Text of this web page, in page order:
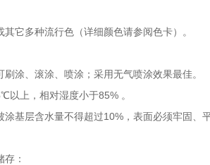
其它多种流行色（详细颜色请参阅色卡）。
刷涂、滚涂、喷涂；采用无气喷涂效果最佳。
以上，相对湿度小于85% 。
涂基层含水量不得超过10%，表面必须牢固
：